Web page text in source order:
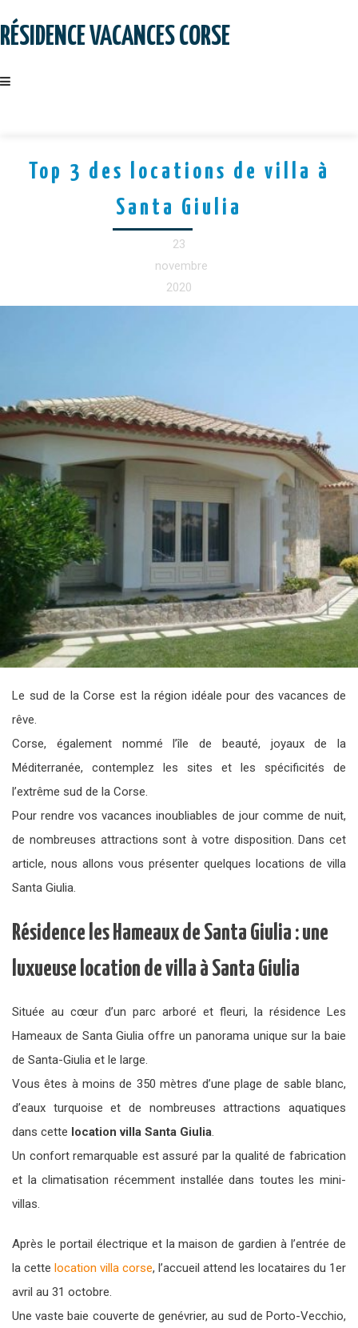
toRÉSIDENCE VACANCES CORSE
Top 3 des locations de villa à
Santa Giulia
23
novembre
2020
Le sud de la Corse est la région idéale pour des vacances de
rêve.
Corse, également nommé l’île de beauté, joyaux de la
Méditerranée, contemplez les sites et les spécificités de
l’extrême sud de la Corse.
Pour rendre vos vacances inoubliables de jour comme de nuit,
de nombreuses attractions sont à votre disposition. Dans cet
article, nous allons vous présenter quelques locations de villa
Santa Giulia.
Résidence les Hameaux de Santa Giulia : une
luxueuse location de villa à Santa Giulia
Située au cœur d’un parc arboré et fleuri, la résidence Les
Hameaux de Santa Giulia offre un panorama unique sur la baie
de Santa-Giulia et le large.
Vous êtes à moins de 350 mètres d’une plage de sable blanc,
d’eaux turquoise et de nombreuses attractions aquatiques
dans cette location villa Santa Giulia.
Un confort remarquable est assuré par la qualité de fabrication
et la climatisation récemment installée dans toutes les mini-
villas.
Après le portail électrique et la maison de gardien à l’entrée de
la cette location villa corse, l’accueil attend les locataires du 1er
avril au 31 octobre.
Une vaste baie couverte de genévrier, au sud de Porto-Vecchio,